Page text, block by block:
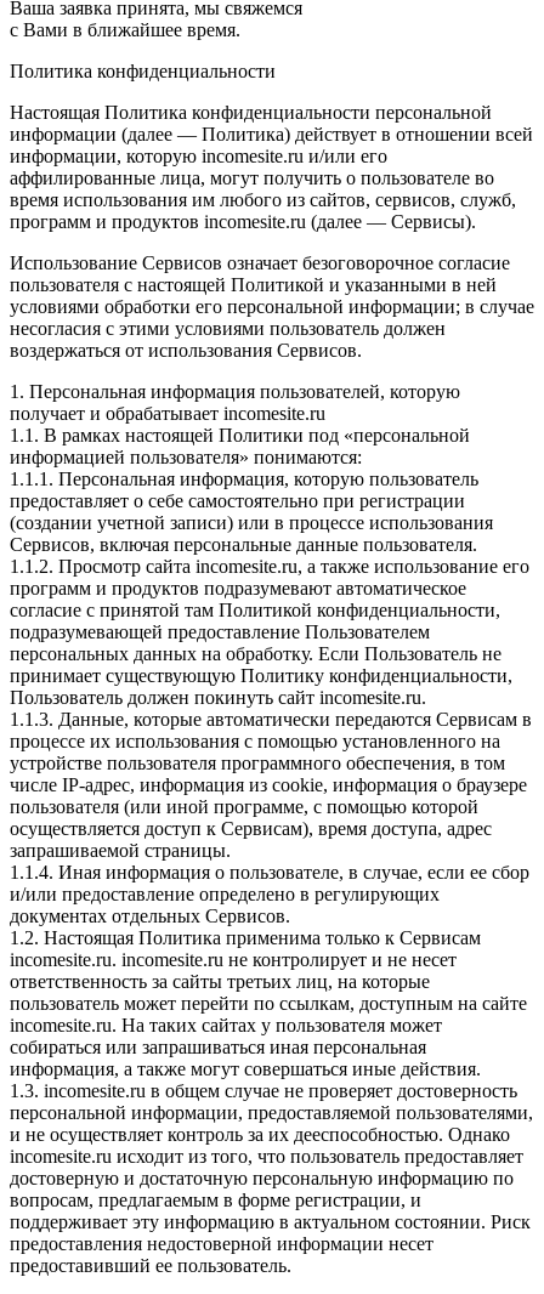
Ваша заявка принята, мы свяжемся
с Вами в ближайшее время.
Политика конфиденциальности
Настоящая Политика конфиденциальности персональной
информации (далее — Политика) действует в отношении всей
информации, которую incomesite.ru и/или его
аффилированные лица, могут получить о пользователе во
время использования им любого из сайтов, сервисов, служб,
программ и продуктов incomesite.ru (далее — Сервисы).
Использование Сервисов означает безоговорочное согласие
пользователя с настоящей Политикой и указанными в ней
условиями обработки его персональной информации; в случае
несогласия с этими условиями пользователь должен
воздержаться от использования Сервисов.
1. Персональная информация пользователей, которую
получает и обрабатывает incomesite.ru
1.1. В рамках настоящей Политики под «персональной
информацией пользователя» понимаются:
1.1.1. Персональная информация, которую пользователь
предоставляет о себе самостоятельно при регистрации
(создании учетной записи) или в процессе использования
Сервисов, включая персональные данные пользователя.
1.1.2. Просмотр сайта incomesite.ru, а также использование его
программ и продуктов подразумевают автоматическое
согласие с принятой там Политикой конфиденциальности,
подразумевающей предоставление Пользователем
персональных данных на обработку. Если Пользователь не
принимает существующую Политику конфиденциальности,
Пользователь должен покинуть сайт incomesite.ru.
1.1.3. Данные, которые автоматически передаются Сервисам в
процессе их использования с помощью установленного на
устройстве пользователя программного обеспечения, в том
числе IP-адрес, информация из cookie, информация о браузере
пользователя (или иной программе, с помощью которой
осуществляется доступ к Сервисам), время доступа, адрес
запрашиваемой страницы.
1.1.4. Иная информация о пользователе, в случае, если ее сбор
и/или предоставление определено в регулирующих
документах отдельных Сервисов.
1.2. Настоящая Политика применима только к Сервисам
incomesite.ru. incomesite.ru не контролирует и не несет
ответственность за сайты третьих лиц, на которые
пользователь может перейти по ссылкам, доступным на сайте
incomesite.ru. На таких сайтах у пользователя может
собираться или запрашиваться иная персональная
информация, а также могут совершаться иные действия.
1.3. incomesite.ru в общем случае не проверяет достоверность
персональной информации, предоставляемой пользователями,
и не осуществляет контроль за их дееспособностью. Однако
incomesite.ru исходит из того, что пользователь предоставляет
достоверную и достаточную персональную информацию по
вопросам, предлагаемым в форме регистрации, и
поддерживает эту информацию в актуальном состоянии. Риск
предоставления недостоверной информации несет
предоставивший ее пользователь.